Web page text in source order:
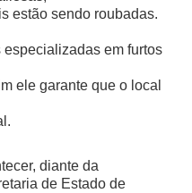
estão sendo roubadas.
em furtos
ele garante que o local
diante da
de Estado de